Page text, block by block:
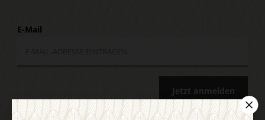
E-Mail
Jetzt anmelden